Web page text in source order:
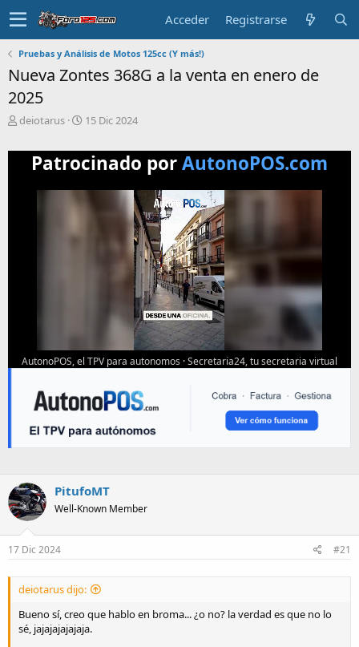
Acceder Registrarse
Pruebas y Análisis de Motos 125cc (Y más!)
Nueva Zontes 368G a la venta en enero de
2025
T
m
deiotarus
F
c
h
d
e
15 Dic 2024
Patrocinado porAutonoPOS.com
AutonoPOS, el TPV para autonomos ·Secretaria24, tu secretaria virtual
PitufoMT
Well-Known Member
17 Dic 2024 #21
deiotarus dijo:
Bueno sí, creo que hablo en broma... ¿o no? la verdad es que no lo
sé, jajajajajajaja.